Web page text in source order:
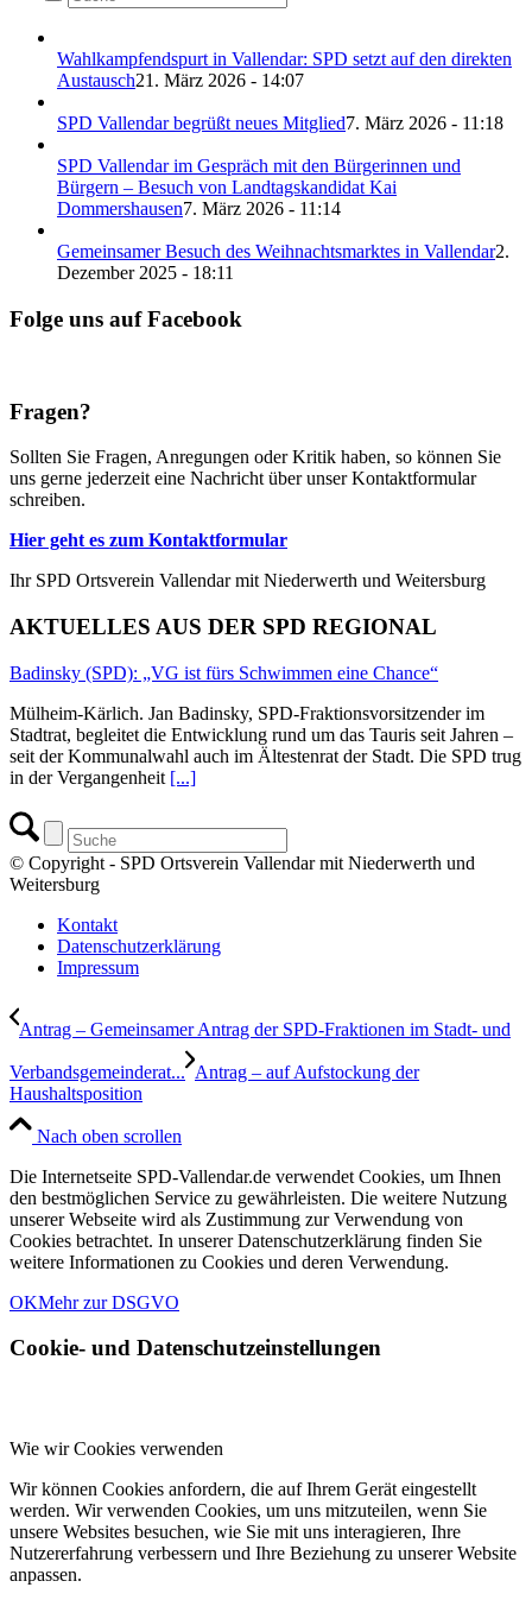
Wahlkampfendspurt in Vallendar: SPD setzt auf den direkten
Austausch21. März 2026 - 14:07
SPD Vallendar begrüßt neues Mitglied7. März 2026 - 11:18
SPD Vallendar im Gespräch mit den Bürgerinnen und
Bürgern – Besuch von Landtagskandidat Kai
Dommershausen7. März 2026 - 11:14
Gemeinsamer Besuch des Weihnachtsmarktes in Vallendar2.
Dezember 2025 - 18:11
Folge uns auf Facebook
Fragen?
Sollten Sie Fragen, Anregungen oder Kritik haben, so können Sie
uns gerne jederzeit eine Nachricht über unser Kontaktformular
schreiben.
Hier geht es zum Kontaktformular
Ihr SPD Ortsverein Vallendar mit Niederwerth und Weitersburg
AKTUELLES AUS DER SPD REGIONAL
Badinsky (SPD): „VG ist fürs Schwimmen eine Chance“
Mülheim-Kärlich. Jan Badinsky, SPD-Fraktionsvorsitzender im
Stadtrat, begleitet die Entwicklung rund um das Tauris seit Jahren –
seit der Kommunalwahl auch im Ältestenrat der Stadt. Die SPD trug
in der Vergangenheit [...]
© Copyright - SPD Ortsverein Vallendar mit Niederwerth und
Weitersburg
Kontakt
Datenschutzerklärung
Impressum
Antrag – Gemeinsamer Antrag der SPD-Fraktionen im Stadt- und
Verbandsgemeinderat... Antrag – auf Aufstockung der
Haushaltsposition
Nach oben scrollen
Die Internetseite SPD-Vallendar.de verwendet Cookies, um Ihnen
den bestmöglichen Service zu gewährleisten. Die weitere Nutzung
unserer Webseite wird als Zustimmung zur Verwendung von
Cookies betrachtet. In unserer Datenschutzerklärung finden Sie
weitere Informationen zu Cookies und deren Verwendung.
OKMehr zur DSGVO
Cookie- und Datenschutzeinstellungen
Wie wir Cookies verwenden
Wir können Cookies anfordern, die auf Ihrem Gerät eingestellt
werden. Wir verwenden Cookies, um uns mitzuteilen, wenn Sie
unsere Websites besuchen, wie Sie mit uns interagieren, Ihre
Nutzererfahrung verbessern und Ihre Beziehung zu unserer Website
anpassen.